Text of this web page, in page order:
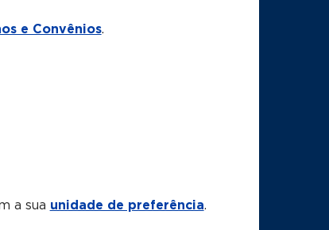
e Convênios.
a sua unidade de preferência.